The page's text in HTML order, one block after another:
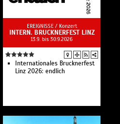
EREIGNISSE / Konzert
INTERN. BRUCKNERFEST LINZ
13.9. bis 30.9.2026
Internationales Brucknerfest
Linz 2026: endlich